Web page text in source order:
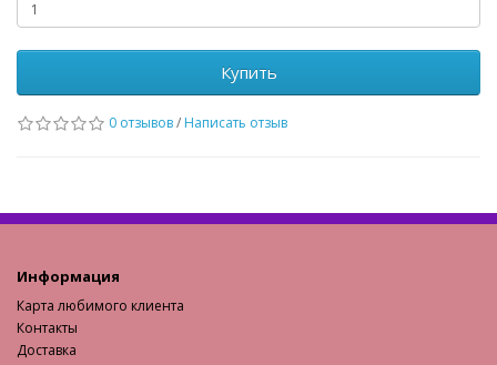
Купить
0 отзывов/ Написать отзыв
Информация
Карта любимого клиента
Контакты
Доставка